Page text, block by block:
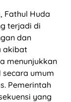
Fathul Huda
terjadi di
dan
akibat
menunjukkan
umum
Pemerintah
yang